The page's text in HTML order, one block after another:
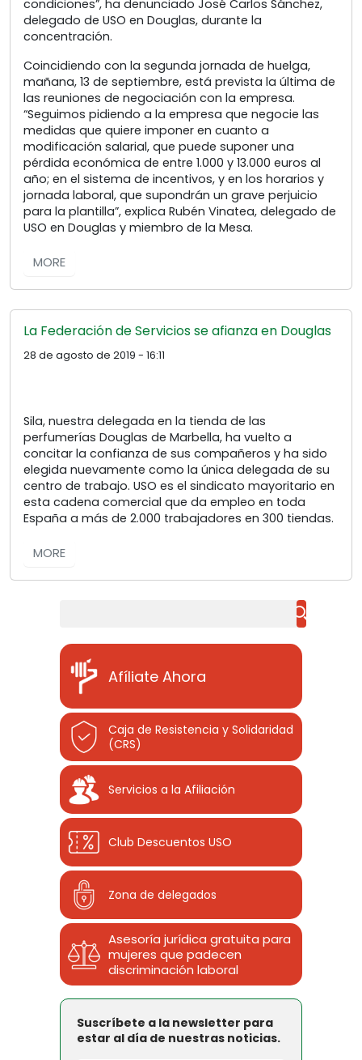
condiciones”, ha denunciado José Carlos Sánchez,
delegado de USO en Douglas, durante la
concentración.
Coincidiendo con la segunda jornada de huelga,
mañana, 13 de septiembre, está prevista la última de
las reuniones de negociación con la empresa.
“Seguimos pidiendo a la empresa que negocie las
medidas que quiere imponer en cuanto a
modificación salarial, que puede suponer una
pérdida económica de entre 1.000 y 13.000 euros al
año; en el sistema de incentivos, y en los horarios y
jornada laboral, que supondrán un grave perjuicio
para la plantilla”, explica Rubén Vinatea, delegado de
USO en Douglas y miembro de la Mesa.
MORE
La Federación de Servicios se afianza en Douglas
28 de agosto de 2019 - 16:11
Sila, nuestra delegada en la tienda de las
perfumerías Douglas de Marbella, ha vuelto a
concitar la confianza de sus compañeros y ha sido
elegida nuevamente como la única delegada de su
centro de trabajo. USO es el sindicato mayoritario en
esta cadena comercial que da empleo en toda
España a más de 2.000 trabajadores en 300 tiendas.
MORE
Afíliate Ahora
Caja de Resistencia y Solidaridad
(CRS)
Servicios a la Afiliación
Club Descuentos USO
Zona de delegados
Asesoría jurídica gratuita para
mujeres que padecen
discriminación laboral
Suscríbete a la newsletter para
estar al día de nuestras noticias.